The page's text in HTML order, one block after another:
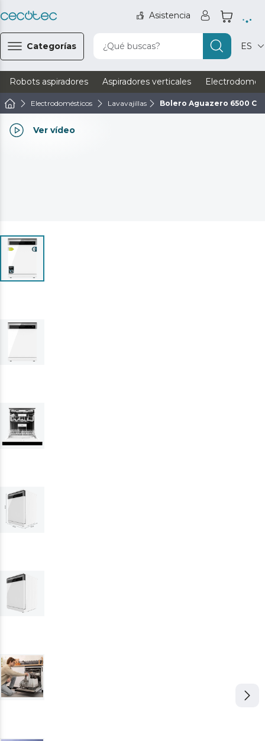
Asistencia
Categorías ¿Qué buscas? ES
Robots aspiradores Aspiradores verticales
Electrodomésticos Lavavajillas Bolero Aguazero 6500 C
Ver vídeo